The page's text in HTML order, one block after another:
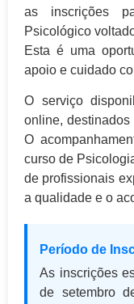
as inscrições
Psicológico
Esta é uma
apoio e cuidado
O serviço
online, destinados
O
curso de
de profissionais
a qualidade e o
Período de
As inscrições
de setembro